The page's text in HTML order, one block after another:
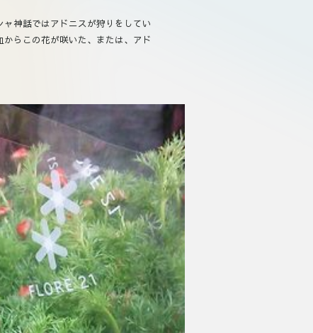
神話ではアドニスが狩りをしてい
らこの花が咲いた、または、アド